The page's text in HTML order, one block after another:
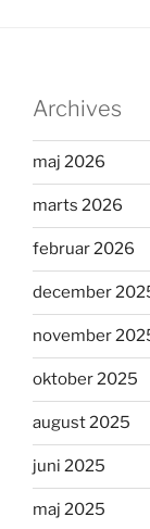
Archives
maj 2026
marts 2026
februar 2026
december
november
oktober 2025
august 2025
juni 2025
maj 2025